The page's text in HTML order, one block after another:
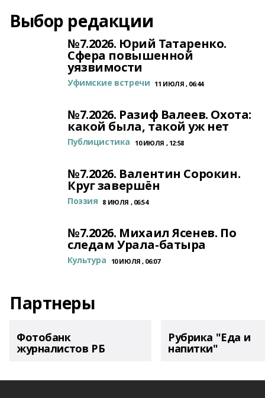
Выбор редакции
№7.2026. Юрий Татаренко.
Сфера повышенной
уязвимости
Уфимские встречи 11 ИЮЛЯ , 06:44
№7.2026. Разиф Валеев. Охота:
какой была, такой уж нет
Публицистика 10 ИЮЛЯ , 12:58
№7.2026. Валентин Сорокин.
Круг завершён
Поэзия 8 ИЮЛЯ , 06:54
№7.2026. Михаил Ясенев. По
следам Урала-батыра
Культура 10 ИЮЛЯ , 06:07
Партнеры
Фотобанк
журналистов РБ
Рубрика "Еда и
напитки"